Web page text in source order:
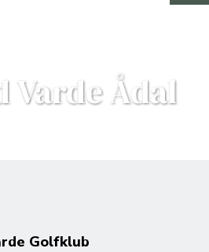
Varde Ådal
Golfklub